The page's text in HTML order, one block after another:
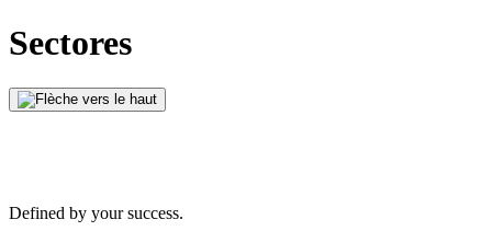
Sectores
Defined by your success.